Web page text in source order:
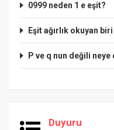
0999 neden 1 e eşit?
Eşit ağırlık okuyan
P ve q nun değili neye
Duyuru